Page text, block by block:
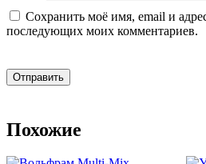
Сохранить моё имя, email и
последующих моих комментариев.
Похожие